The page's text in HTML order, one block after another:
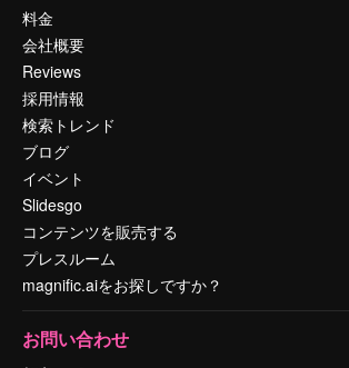
料金
会社概要
Reviews
採用情報
検索トレンド
ブログ
イベント
Slidesgo
コンテンツを販売する
プレスルーム
magnific.aiをお探しですか？
お問い合わせ